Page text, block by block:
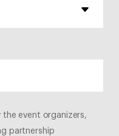
event organizers,
partnership